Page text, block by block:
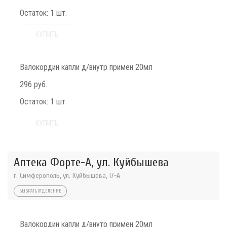
Остаток: 1 шт.
Валокордин капли д/внутр примен 20мл
296 руб.
Остаток: 1 шт.
Аптека Форте-А, ул. Куйбышева
г. Симферополь, ул. Куйбышева, 17-А
ВЫБРАТЬ ОТДЕЛЕНИЕ
Валокордин капли д/внутр примен 20мл